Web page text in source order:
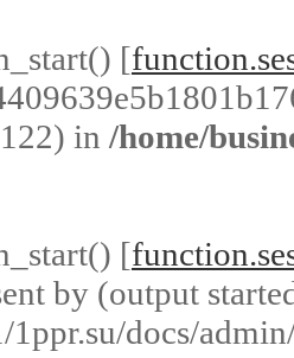
[
in /home/
[
by (output
1ppr.su/docs/